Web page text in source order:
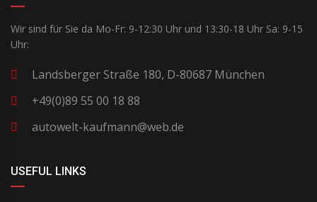
Wir sind für Sie da Mo-Fr: 9-12:30 Uhr und 13:30-18 Uhr Sa: 9-15
Uhr:
Landsberger Straße 180, D-80687 München
+49(0)89 55 00 18 88
autowelt-kaufmann@web.de
USEFUL LINKS